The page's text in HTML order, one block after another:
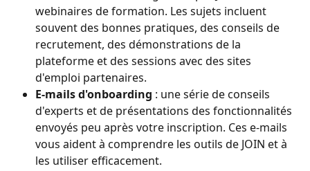
webinaires de formation. Les sujets incluent
souvent des bonnes pratiques, des conseils de
recrutement, des démonstrations de la
plateforme et des sessions avec des sites
d'emploi partenaires.
E-mails d'onboarding : une série de conseils
d'experts et de présentations des fonctionnalités
envoyés peu après votre inscription. Ces e-mails
vous aident à comprendre les outils de JOIN et à
les utiliser efficacement.